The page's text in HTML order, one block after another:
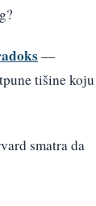
—
tišine koju
smatra da